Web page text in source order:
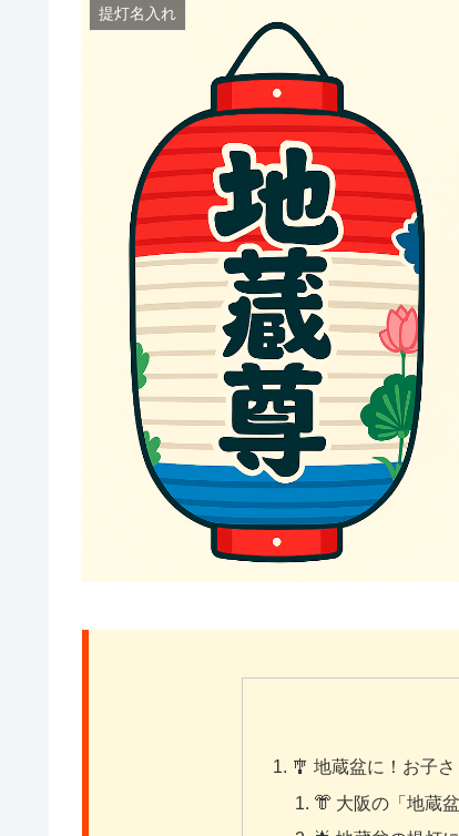
提灯名入れ
🎐 地蔵盆に！お子
👘 大阪の「地蔵